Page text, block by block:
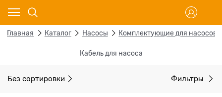
Главная Каталог Насосы Комплектующие для насосов
Кабель для насоса
Без сортировки Фильтры